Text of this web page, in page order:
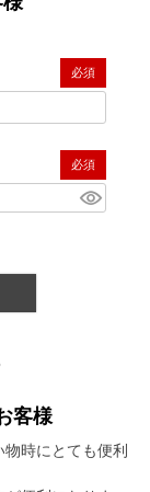
(必須)
(必須)
客様
時にとても便利